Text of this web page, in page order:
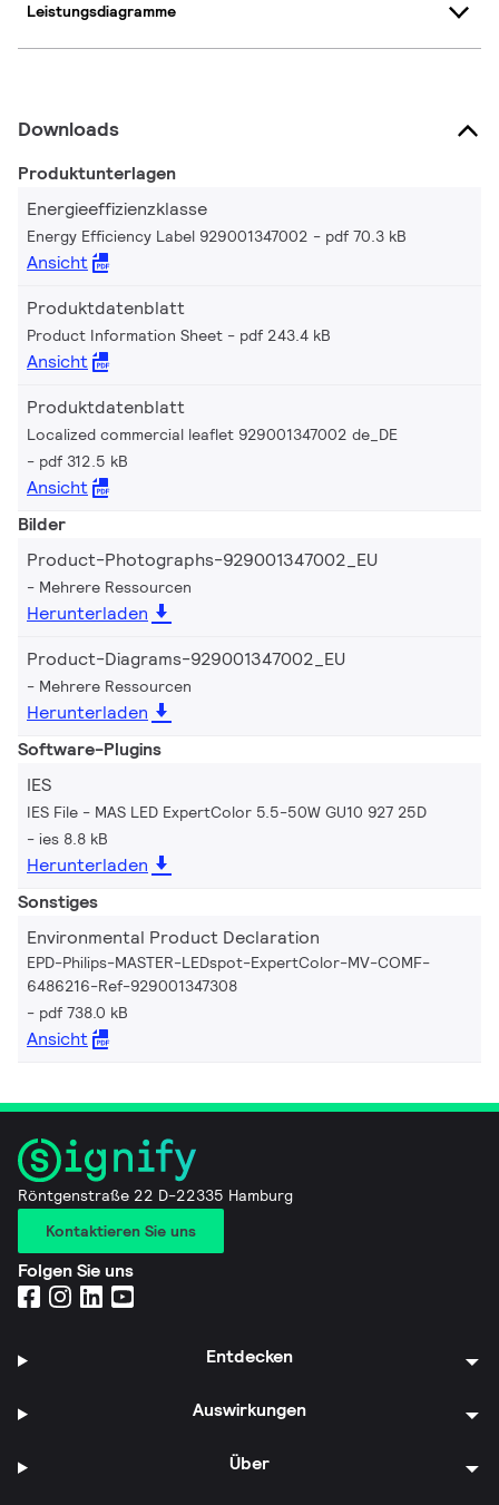
Leistungsdiagramme
Downloads
Produktunterlagen
Energieeffizienzklasse
Energy Efficiency Label 929001347002 pdf 70.3 kB
Ansicht
Produktdatenblatt
Product Information Sheet pdf 243.4 kB
Ansicht
Produktdatenblatt
Localized commercial leaflet 929001347002 de_DE
pdf 312.5 kB
Ansicht
Bilder
Product-Photographs-929001347002_EU
Mehrere Ressourcen
Herunterladen
Product-Diagrams-929001347002_EU
Mehrere Ressourcen
Herunterladen
Software-Plugins
IES
IES File - MAS LED ExpertColor 5.5-50W GU10 927 25D
ies 8.8 kB
Herunterladen
Sonstiges
Environmental Product Declaration
EPD-Philips-MASTER-LEDspot-ExpertColor-MV-COMF-
6486216-Ref-929001347308
pdf 738.0 kB
Ansicht
Röntgenstraße 22 D-22335 Hamburg
Kontaktieren Sie uns
Folgen Sie uns
Entdecken
Auswirkungen
Über